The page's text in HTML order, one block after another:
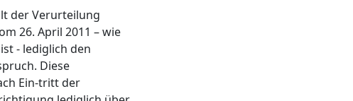
der Verurteilung
26. April 2011 – wie
- lediglich den
Diese
Ein-tritt der